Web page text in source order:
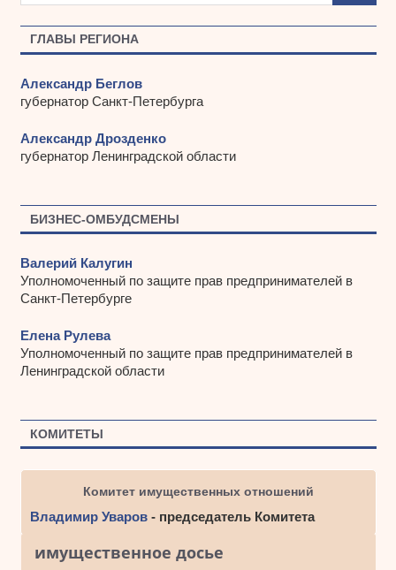
ГЛАВЫ РЕГИОНА
Александр Беглов
губернатор Санкт-Петербурга
Александр Дрозденко
губернатор Ленинградской области
БИЗНЕС-ОМБУДСМЕНЫ
Валерий Калугин
Уполномоченный по защите прав предпринимателей в
Санкт-Петербурге
Елена Рулева
Уполномоченный по защите прав предпринимателей в
Ленинградской области
КОМИТЕТЫ
Комитет имущественных отношений
Владимир Уваров- председатель Комитета
имущественное досье
ы